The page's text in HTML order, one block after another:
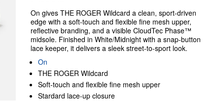
On gives THE ROGER Wildcard a clean, sport-driven
edge with a soft-touch and flexible fine mesh upper,
reflective branding, and a visible CloudTec Phase™
midsole. Finished in White/Midnight with a snap-button
lace keeper, it delivers a sleek street-to-sport look.
On
THE ROGER Wildcard
Soft-touch and flexible fine mesh upper
Stardard lace-up closure